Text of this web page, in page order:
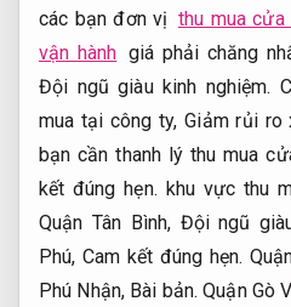
các bạn đơn vị thu mua
vận hành giá phải chăng
Đội ngũ giàu kinh nghiệm.
mua tại công ty,Giảm rủi ro
bạn cần thanh lý thu mua
kết đúng hẹn. khu vực thu
Quận Tân Bình, Đội ngũ
Phú, Cam kết đúng hẹn.
Phú Nhận, Bài bản. Quận Gò